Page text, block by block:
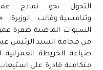
التحول نحو نماذج
وتنافسية.وقالت
السنوات الماضية طفرة
من فخامة السيد الرئيس
صياغة الخريطة
متكاملة قادرة على